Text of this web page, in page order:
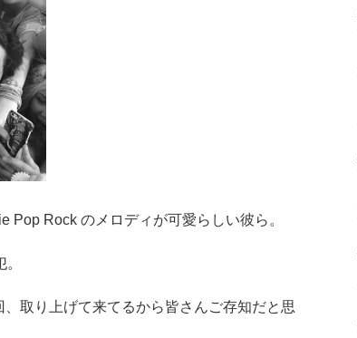
Pop Rock のメロディが可愛らしい彼ら。
、取り上げて来てるから皆さんご存知だと思